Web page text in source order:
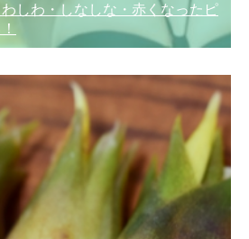
しわ・しなしな・赤くなったピ